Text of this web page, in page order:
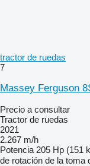
tractor de ruedas
7
Massey Ferguson
Precio a consultar
Tractor de ruedas
2021
2.267 m/h
Potencia 205 Hp (151
de rotación de la toma